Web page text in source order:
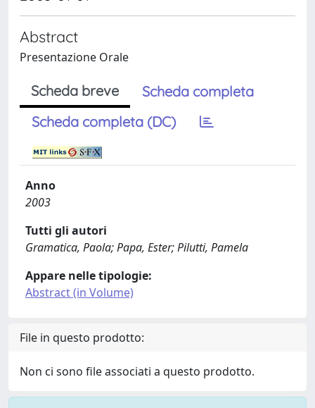
Abstract
Presentazione Orale
Scheda breve
Scheda completa
Scheda completa (DC)
Anno
2003
Tutti gli autori
Gramatica, Paola; Papa, Ester; Pilutti, Pamela
Appare nelle tipologie:
Abstract (in Volume)
File in questo prodotto:
Non ci sono file associati a questo prodotto.